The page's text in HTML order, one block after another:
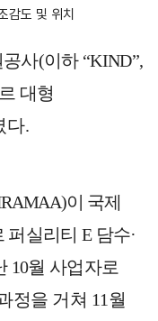
감도 및 위치
사(이하 “KIND”,
대형
다.
이 국제
퍼실리티 E 담수·
10월 사업자로
정을 거쳐 11월